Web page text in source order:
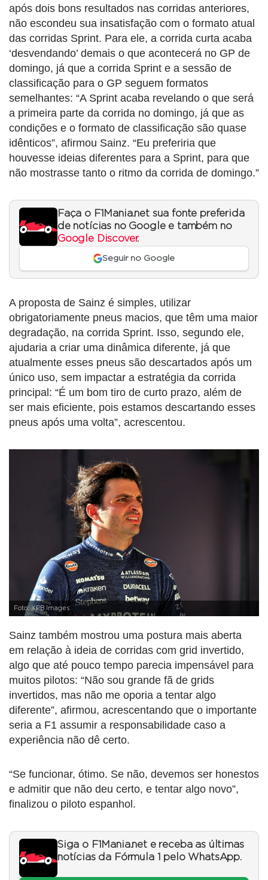
após dois bons resultados nas corridas anteriores,
não escondeu sua insatisfação com o formato atual
das corridas Sprint. Para ele, a corrida curta acaba
‘desvendando’ demais o que acontecerá no GP de
domingo, já que a corrida Sprint e a sessão de
classificação para o GP seguem formatos
semelhantes: “A Sprint acaba revelando o que será
a primeira parte da corrida no domingo, já que as
condições e o formato de classificação são quase
idênticos”, afirmou Sainz. “Eu preferiria que
houvesse ideias diferentes para a Sprint, para que
não mostrasse tanto o ritmo da corrida de domingo.”
Faça o F1Mania.net sua fonte preferida
de notícias no Google e também no
Google Discover.
Seguir no Google
A proposta de Sainz é simples, utilizar
obrigatoriamente pneus macios, que têm uma maior
degradação, na corrida Sprint. Isso, segundo ele,
ajudaria a criar uma dinâmica diferente, já que
atualmente esses pneus são descartados após um
único uso, sem impactar a estratégia da corrida
principal: “É um bom tiro de curto prazo, além de
ser mais eficiente, pois estamos descartando esses
pneus após uma volta”, acrescentou.
Foto: XPB Images
Sainz também mostrou uma postura mais aberta
em relação à ideia de corridas com grid invertido,
algo que até pouco tempo parecia impensável para
muitos pilotos: “Não sou grande fã de grids
invertidos, mas não me oporia a tentar algo
diferente”, afirmou, acrescentando que o importante
seria a F1 assumir a responsabilidade caso a
experiência não dê certo.
“Se funcionar, ótimo. Se não, devemos ser honestos
e admitir que não deu certo, e tentar algo novo”,
finalizou o piloto espanhol.
Siga o F1Mania.net e receba as últimas
notícias da Fórmula 1 pelo WhatsApp.